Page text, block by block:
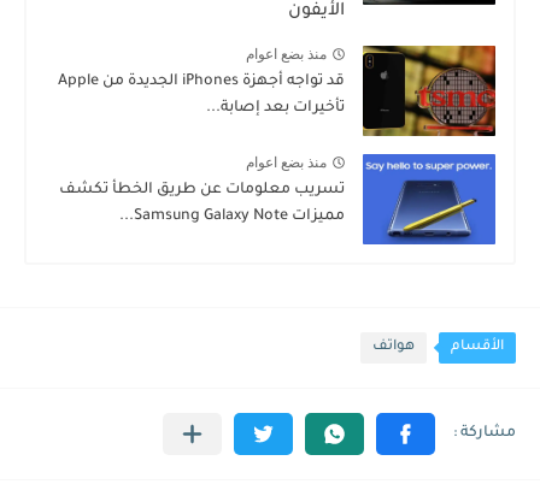
الأيفون
منذ بضع اعوام
قد تواجه أجهزة iPhones الجديدة من Apple
تأخيرات بعد إصابة...
منذ بضع اعوام
تسريب معلومات عن طريق الخطأ تكشف
مميزات Samsung Galaxy Note...
الأقسام هواتف